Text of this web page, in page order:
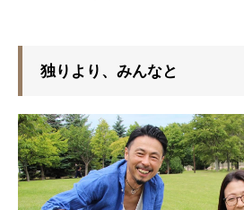
独りより、みんなと